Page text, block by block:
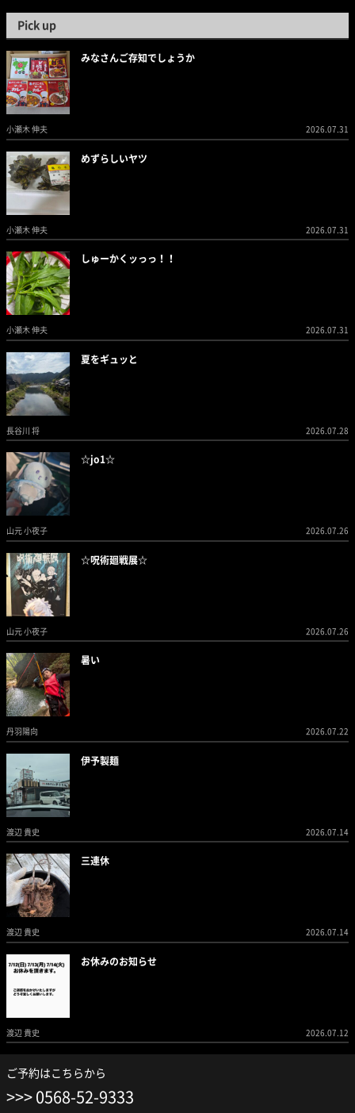
Pick up
みなさんご存知でしょうか
小瀬木 伸夫 2026.07.31
めずらしいヤツ
小瀬木 伸夫 2026.07.31
しゅーかくッっっ！！
小瀬木 伸夫 2026.07.31
夏をギュッと
長谷川 将 2026.07.28
☆jo1☆
山元 小夜子 2026.07.26
☆呪術廻戦展☆
山元 小夜子 2026.07.26
暑い
丹羽陽向 2026.07.22
伊予製麺
渡辺 貴史 2026.07.14
三連休
渡辺 貴史 2026.07.14
お休みのお知らせ
渡辺 貴史 2026.07.12
ご予約はこちらから
0568-52-9333